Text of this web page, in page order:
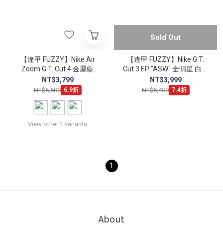
【逢甲 FUZZY】Nike Air
Zoom G.T. Cut 4 金屬藍
IQ6205-500 紅黑 HV9921-
600 黃黑 HV9921-700
NT$3,799
NT$5,500 6.9折
View other 1 variants
Sold Out
【逢甲 FUZZY】Nike G.T.
Cut 3 EP "ASW" 全明星 白藍
FZ5743-100
NT$3,999
NT$5,400 7.4折
1
About